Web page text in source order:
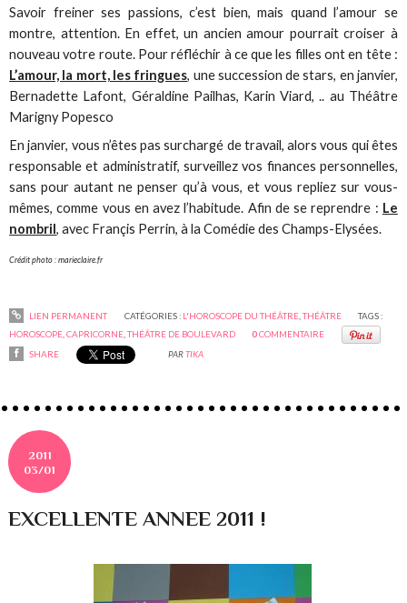
Savoir freiner ses passions, c’est bien, mais quand l’amour se
montre, attention. En effet, un ancien amour pourrait croiser à
nouveau votre route. Pour réfléchir à ce que les filles ont en tête :
L’amour, la mort, les fringues, une succession de stars, en janvier,
Bernadette Lafont, Géraldine Pailhas, Karin Viard, .. au Théâtre
Marigny Popesco
En janvier, vous n’êtes pas surchargé de travail, alors vous qui êtes
responsable et administratif, surveillez vos finances personnelles,
sans pour autant ne penser qu’à vous, et vous repliez sur vous-
mêmes, comme vous en avez l’habitude. Afin de se reprendre : Le
nombril, avec Françis Perrin, à la Comédie des Champs-Elysées.
Crédit photo : marieclaire.fr
LIEN PERMANENT CATÉGORIES : L'HOROSCOPE DU THÉÂTRE,THÉÂTRE
TAGS :
HOROSCOPE ,CAPRICORNE ,THÉÂTRE DE BOULEVARD 0COMMENTAIRE
SHARE
PARTIKA
2011
03/01
EXCELLENTE ANNEE 2011 !